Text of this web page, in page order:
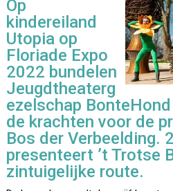
Op
kindereiland
Utopia op
Floriade Expo
2022 bundelen
Jeugdtheaterg
ezelschap
de krachten voor de
Bos der Verbeelding.
presenteert ’t Trotse
zintuigelijke route.